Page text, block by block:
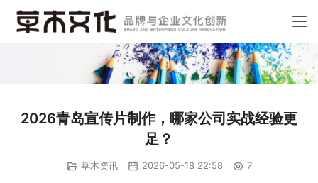
2026青岛宣传片制作，哪家公司实战经验更
足？
草木资讯 2026-05-18 22:58 7